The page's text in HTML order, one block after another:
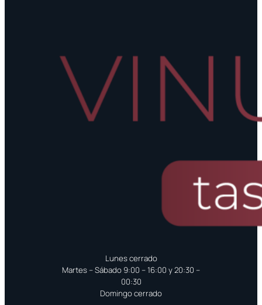
Lunes cerrado
Martes – Sábado 9:00 – 16:00 y 20:30 –
00:30
Domingo cerrado